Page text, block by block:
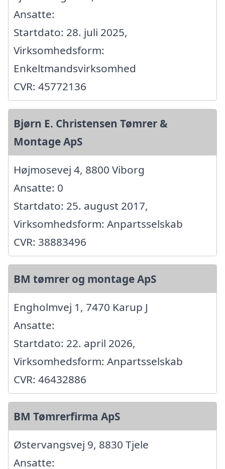
Ansatte:
Startdato: 28. juli 2025,
Virksomhedsform:
Enkeltmandsvirksomhed
CVR: 45772136
Bjørn E. Christensen Tømrer &
Montage ApS
Højmosevej 4, 8800 Viborg
Ansatte: 0
Startdato: 25. august 2017,
Virksomhedsform: Anpartsselskab
CVR: 38883496
BM tømrer og montage ApS
Engholmvej 1, 7470 Karup J
Ansatte:
Startdato: 22. april 2026,
Virksomhedsform: Anpartsselskab
CVR: 46432886
BM Tømrerfirma ApS
Østervangsvej 9, 8830 Tjele
Ansatte: